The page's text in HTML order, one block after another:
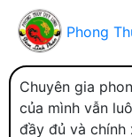
Phong
Chuyên gia
của mình vẫn
đầy đủ và chính